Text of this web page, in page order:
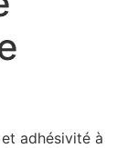
adhésivité à